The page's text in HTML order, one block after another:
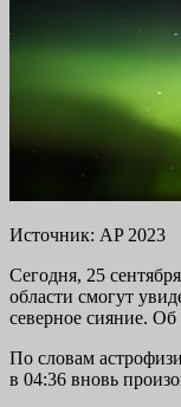
Источник: AP 2023
Сегодня, 25
области смогут
северное сияние.
По словам
в 04:36 вновь